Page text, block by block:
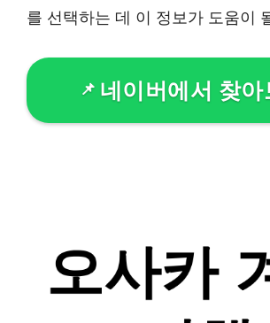
를 선택하는 데 이 정보가 도움이
네이버에서 찾아